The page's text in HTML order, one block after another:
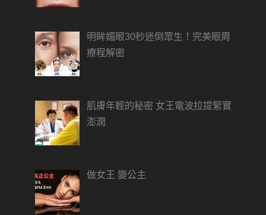
明眸媚眼30秒迷倒眾生！完美眼周
療程解密
肌膚年輕的秘密 女王電波拉提緊實
澎潤
做女王 變公主